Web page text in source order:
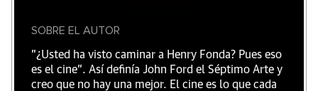
SOBRE EL AUTOR
"¿Usted ha visto caminar a Henry Fonda? Pues eso
es el cine”. Así definía John Ford el Séptimo Arte y
creo que no hay una mejor. El cine es lo que cada